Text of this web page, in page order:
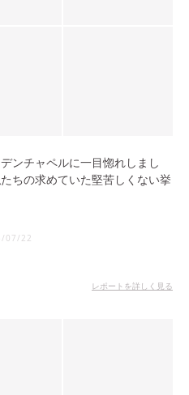
ンチャペルに一目惚れしまし
ちの求めていた堅苦しくない挙
つけて装飾させてもらいまし
雰囲気になりました。
07/22
レポートを詳しく見る